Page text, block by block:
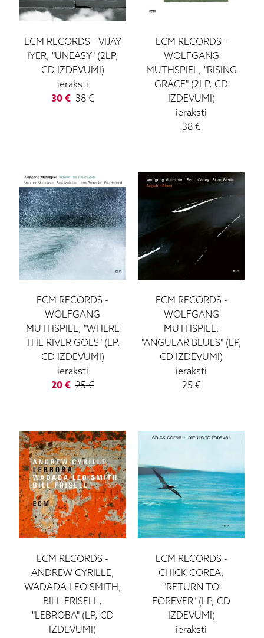
ECM RECORDS - VIJAY
IYER, "UNEASY" (2LP,
CD IZDEVUMI)
ieraksti
30€ 38€
ECM RECORDS -
WOLFGANG
MUTHSPIEL, "RISING
GRACE" (2LP, CD
IZDEVUMI)
ieraksti
38€
ECM RECORDS -
WOLFGANG
MUTHSPIEL, "WHERE
THE RIVER GOES" (LP,
CD IZDEVUMI)
ieraksti
20€ 25€
ECM RECORDS -
WOLFGANG
MUTHSPIEL,
"ANGULAR BLUES" (LP,
CD IZDEVUMI)
ieraksti
25 €
ECM RECORDS -
ANDREW CYRILLE,
WADADA LEO SMITH,
BILL FRISELL,
"LEBROBA" (LP, CD
IZDEVUMI)
ECM RECORDS -
CHICK COREA,
"RETURN TO
FOREVER" (LP, CD
IZDEVUMI)
ieraksti